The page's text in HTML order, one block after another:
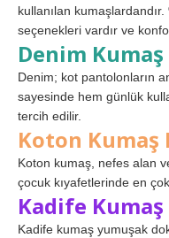
kullanılan
seçenekleri vardır ve
Denim
Denim; kot pantolonların
sayesinde hem günlük
tercih edilir.
Koton Kumaş
Koton kumaş, nefes alan
çocuk kıyafetlerinde en
Kadife
Kadife kumaş yumuşak